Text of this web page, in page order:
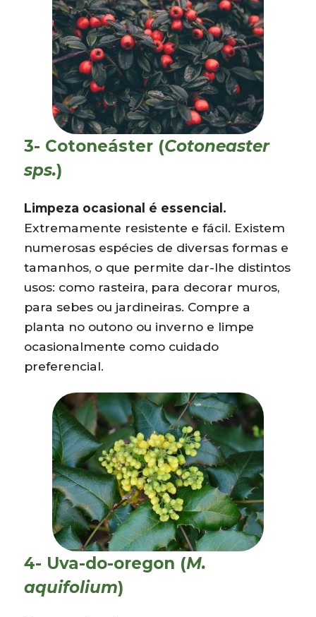
3- Cotoneáster (Cotoneaster
sps.)
Limpeza ocasional é essencial.
Extremamente resistente e fácil. Existem
numerosas espécies de diversas formas e
tamanhos, o que permite dar-lhe distintos
usos: como rasteira, para decorar muros,
para sebes ou jardineiras. Compre a
planta no outono ou inverno e limpe
ocasionalmente como cuidado
preferencial.
4- Uva-do-oregon (M.
aquifolium)